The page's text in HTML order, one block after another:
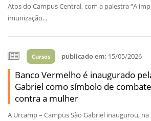
Atos do Campus Central, com a palestra “A
imunização...
Cursos publicado em: 15/05/2026
Banco Vermelho é inaugurado
Gabriel como símbolo de
contra a mulher
A Urcamp – Campus São Gabriel inaugurou,